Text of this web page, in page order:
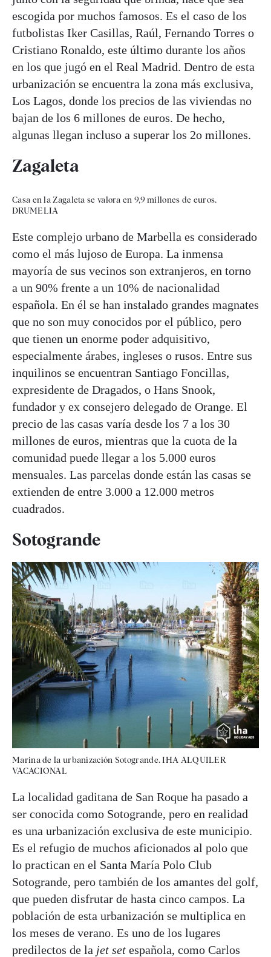
escogida por muchos famosos. Es el caso de los
futbolistas Iker Casillas, Raúl, Fernando Torres o
Cristiano Ronaldo, este último durante los años
en los que jugó en el Real Madrid. Dentro de esta
urbanización se encuentra la zona más exclusiva,
Los Lagos, donde los precios de las viviendas no
bajan de los 6 millones de euros. De hecho,
algunas llegan incluso a superar los 2o millones.
Zagaleta
Casa en la Zagaleta se valora en 9,9 millones de euros.
DRUMELIA
Este complejo urbano de Marbella es considerado
como el más lujoso de Europa. La inmensa
mayoría de sus vecinos son extranjeros, en torno
a un 90% frente a un 10% de nacionalidad
española. En él se han instalado grandes magnates
que no son muy conocidos por el público, pero
que tienen un enorme poder adquisitivo,
especialmente árabes, ingleses o rusos. Entre sus
inquilinos se encuentran Santiago Foncillas,
expresidente de Dragados, o Hans Snook,
fundador y ex consejero delegado de Orange. El
precio de las casas varía desde los 7 a los 30
millones de euros, mientras que la cuota de la
comunidad puede llegar a los 5.000 euros
mensuales. Las parcelas donde están las casas se
extienden de entre 3.000 a 12.000 metros
cuadrados.
Sotogrande
Marina de la urbanización Sotogrande. IHA ALQUILER
VACACIONAL
La localidad gaditana de San Roque ha pasado a
ser conocida como Sotogrande, pero en realidad
es una urbanización exclusiva de este municipio.
Es el refugio de muchos aficionados al polo que
lo practican en el Santa María Polo Club
Sotogrande, pero también de los amantes del golf,
que pueden disfrutar de hasta cinco campos. La
población de esta urbanización se multiplica en
los meses de verano. Es uno de los lugares
predilectos de la jet set española, como Carlos